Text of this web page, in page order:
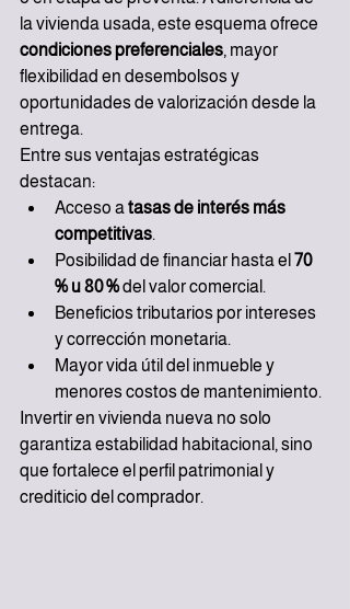
la vivienda usada, este esquema ofrece
condiciones preferenciales, mayor
flexibilidad en desembolsos y
oportunidades de valorización desde la
entrega.
Entre sus ventajas estratégicas
destacan:
Acceso a tasas de interés más
competitivas.
Posibilidad de financiar hasta el 70
% u 80 % del valor comercial.
Beneficios tributarios por intereses
y corrección monetaria.
Mayor vida útil del inmueble y
menores costos de mantenimiento.
Invertir en vivienda nueva no solo
garantiza estabilidad habitacional, sino
que fortalece el perfil patrimonial y
crediticio del comprador.